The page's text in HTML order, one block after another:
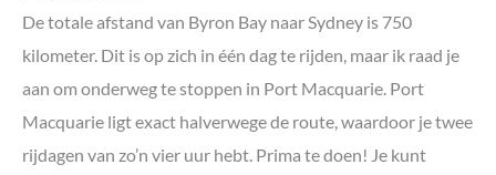
De totale afstand van Byron Bay naar Sydney is 750
kilometer. Dit is op zich in één dag te rijden, maar ik raad je
aan om onderweg te stoppen in Port Macquarie. Port
Macquarie ligt exact halverwege de route, waardoor je twee
rijdagen van zo’n vier uur hebt. Prima te doen! Je kunt